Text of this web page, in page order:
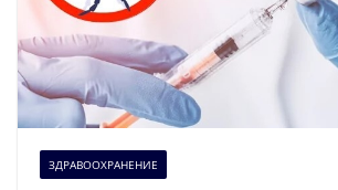
ЗДРАВООХРАНЕНИЕ